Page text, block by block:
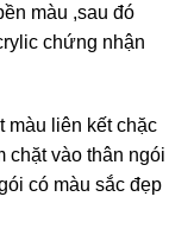
màu ,sau đó
chứng nhận
màu liên kết chặc
chặt vào thân ngói
có màu sắc đẹp